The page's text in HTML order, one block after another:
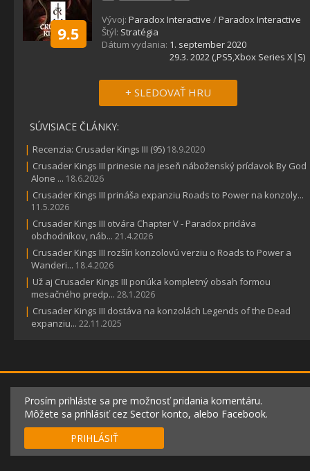
9.5
Vývoj: Paradox Interactive /Paradox Interactive
Štýl: Stratégia
Dátum vydania: 1. september 2020
29.3. 2022 (,PS5,Xbox Series X|S)
+ SLEDOVAŤ HRU
SÚVISIACE ČLÁNKY:
| Recenzia: Crusader Kings III (95) 18.9.2020
| Crusader Kings III prinesie na jeseň náboženský prídavok By God
Alone ... 18.6.2026
| Crusader Kings III prináša expanziu Roads to Power na konzoly...
11.5.2026
| Crusader Kings III otvára Chapter V - Paradox pridáva
obchodníkov, náb... 21.4.2026
| Crusader Kings III rozšíri konzolovú verziu o Roads to Power a
Wanderi... 18.4.2026
| Už aj Crusader Kings III ponúka kompletný obsah formou
mesačného predp... 28.1.2026
| Crusader Kings III dostáva na konzolách Legends of the Dead
expanziu... 22.11.2025
Prosím prihláste sa pre možnosť pridania komentáru.
Môžete sa prihlásiť cez Sector konto, alebo Facebook.
PRIHLÁSIŤ